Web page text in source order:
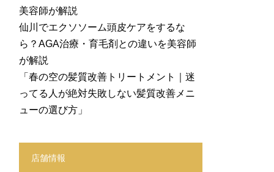
美容師が解説
仙川でエクソソーム頭皮ケアをするな
ら？AGA治療・育毛剤との違いを美容師
が解説
「春の空の髪質改善トリートメント｜迷
ってる人が絶対失敗しない髪質改善メニ
ューの選び方」
店舗情報